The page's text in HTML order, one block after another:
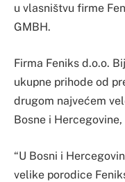
u vlasništvu firme
GMBH.
Firma Feniks d.o.o.
ukupne prihode od
drugom najvećem
Bosne i
“U Bosni i
velike porodice